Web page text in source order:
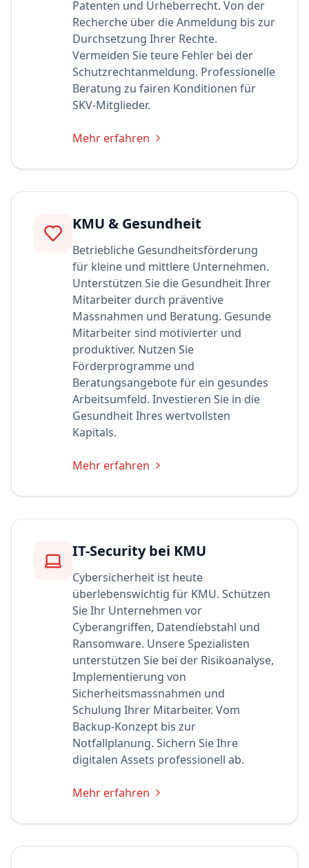
Patenten und Urheberrecht. Von der
Recherche über die Anmeldung bis zur
Durchsetzung Ihrer Rechte.
Vermeiden Sie teure Fehler bei der
Schutzrechtanmeldung. Professionelle
Beratung zu fairen Konditionen für
SKV-Mitglieder.
Mehr erfahren
KMU & Gesundheit
Betriebliche Gesundheitsförderung
für kleine und mittlere Unternehmen.
Unterstützen Sie die Gesundheit Ihrer
Mitarbeiter durch präventive
Massnahmen und Beratung. Gesunde
Mitarbeiter sind motivierter und
produktiver. Nutzen Sie
Förderprogramme und
Beratungsangebote für ein gesundes
Arbeitsumfeld. Investieren Sie in die
Gesundheit Ihres wertvollsten
Kapitals.
Mehr erfahren
IT-Security bei KMU
Cybersicherheit ist heute
überlebenswichtig für KMU. Schützen
Sie Ihr Unternehmen vor
Cyberangriffen, Datendiebstahl und
Ransomware. Unsere Spezialisten
unterstützen Sie bei der Risikoanalyse,
Implementierung von
Sicherheitsmassnahmen und
Schulung Ihrer Mitarbeiter. Vom
Backup-Konzept bis zur
Notfallplanung. Sichern Sie Ihre
digitalen Assets professionell ab.
Mehr erfahren